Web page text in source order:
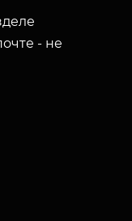
- не